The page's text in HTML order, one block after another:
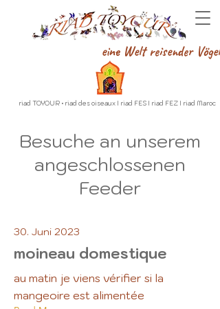
eine Welt reisender Vögel
riad TOYOUR • riad des oiseaux I riad FES I riad FEZ I riad Maroc
Besuche an unserem
angeschlossenen
Feeder
30. Juni 2023
moineau domestique
au matin je viens vérifier si la
mangeoire est alimentée